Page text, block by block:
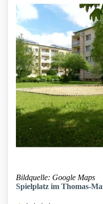
Bildquelle: Google Maps
Spielplatz im Thomas-